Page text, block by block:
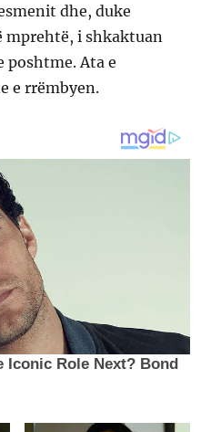
dhe, duke
mprehtë, i shkaktuan
Ata e
e rrëmbyen.